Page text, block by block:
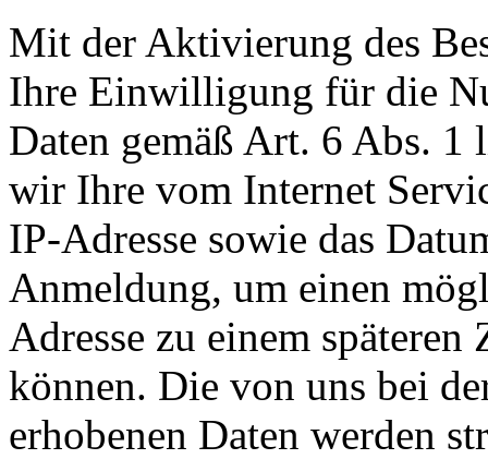
Mit der Aktivierung des
Ihre Einwilligung für die
Daten gemäß Art. 6 Abs.
wir Ihre vom Internet
IP-Adresse sowie das
Anmeldung, um einen
Adresse zu einem
können. Die von uns bei
erhobenen Daten werden